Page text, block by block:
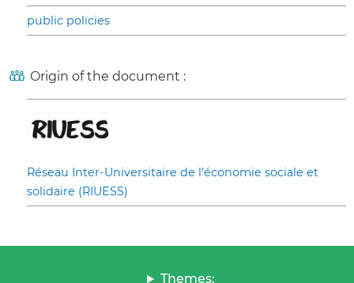
public policies
Origin of the document :
Réseau Inter-Universitaire de l’économie sociale et
solidaire (RIUESS)
Themes: